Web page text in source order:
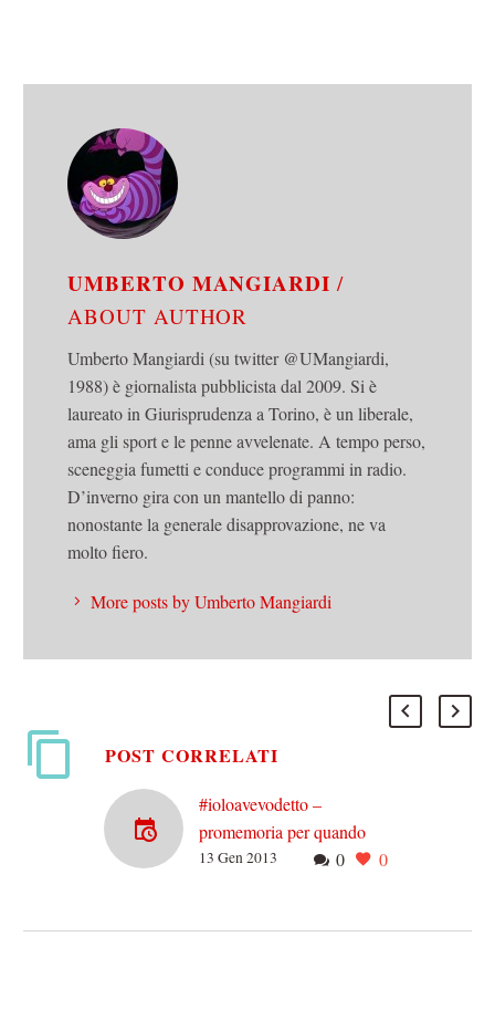
UMBERTO MANGIARDI/
ABOUT AUTHOR
Umberto Mangiardi (su twitter @UMangiardi,
1988) è giornalista pubblicista dal 2009. Si è
laureato in Giurisprudenza a Torino, è un liberale,
ama gli sport e le penne avvelenate. A tempo perso,
sceneggia fumetti e conduce programmi in radio.
D’inverno gira con un mantello di panno:
nonostante la generale disapprovazione, ne va
molto fiero.
More posts by Umberto Mangiardi
POST CORRELATI
#ioloavevodetto –
promemoria per quando
cadrà il governo
0 0
13 Gen 2013